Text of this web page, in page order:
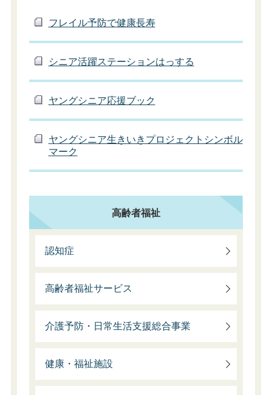
フレイル予防で健康長寿
シニア活躍ステーションはっする
ヤングシニア応援ブック
ヤングシニア生きいきプロジェクトシンボル
マーク
高齢者福祉
認知症
高齢者福祉サービス
介護予防・日常生活支援総合事業
健康・福祉施設